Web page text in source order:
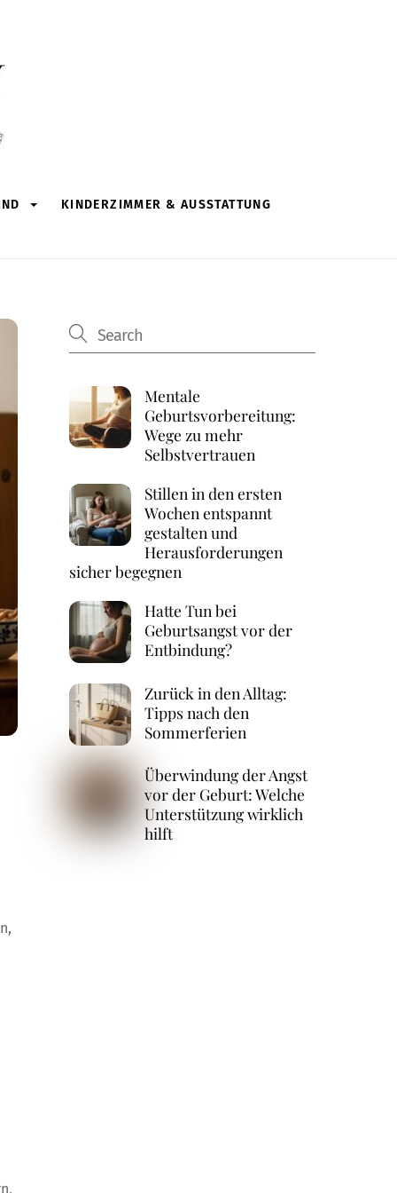
KINDERZIMMER & AUSSTATTUNG
Mentale
Geburtsvorbereitung:
Wege zu mehr
Selbstvertrauen
Stillen in den ersten
Wochen entspannt
gestalten und
Herausforderungen
sicher begegnen
Hatte Tun bei
Geburtsangst vor der
Entbindung?
Zurück in den Alltag:
Tipps nach den
Sommerferien
Überwindung der Angst
vor der Geburt: Welche
Unterstützung wirklich
hilft